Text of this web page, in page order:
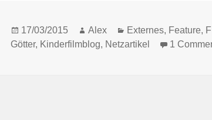
Posted
on
17/03/2015 Author
Alex Categories
Externes, Feature,
Götter, Kinderfilmblog, Netzartikel 1